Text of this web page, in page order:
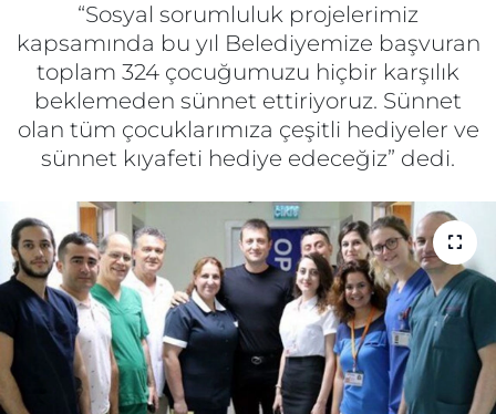
“Sosyal sorumluluk projelerimiz
kapsamında bu yıl Belediyemize başvuran
toplam 324 çocuğumuzu hiçbir karşılık
beklemeden sünnet ettiriyoruz. Sünnet
olan tüm çocuklarımıza çeşitli hediyeler ve
sünnet kıyafeti hediye edeceğiz” dedi.
SAĞLIK
Spor
Gizlilik Sözleşmesi
İletişim
Künye
Topluluk Kuralları
Yayın İlkeleri
Son Dakika Haberleri
Haber Arşivi